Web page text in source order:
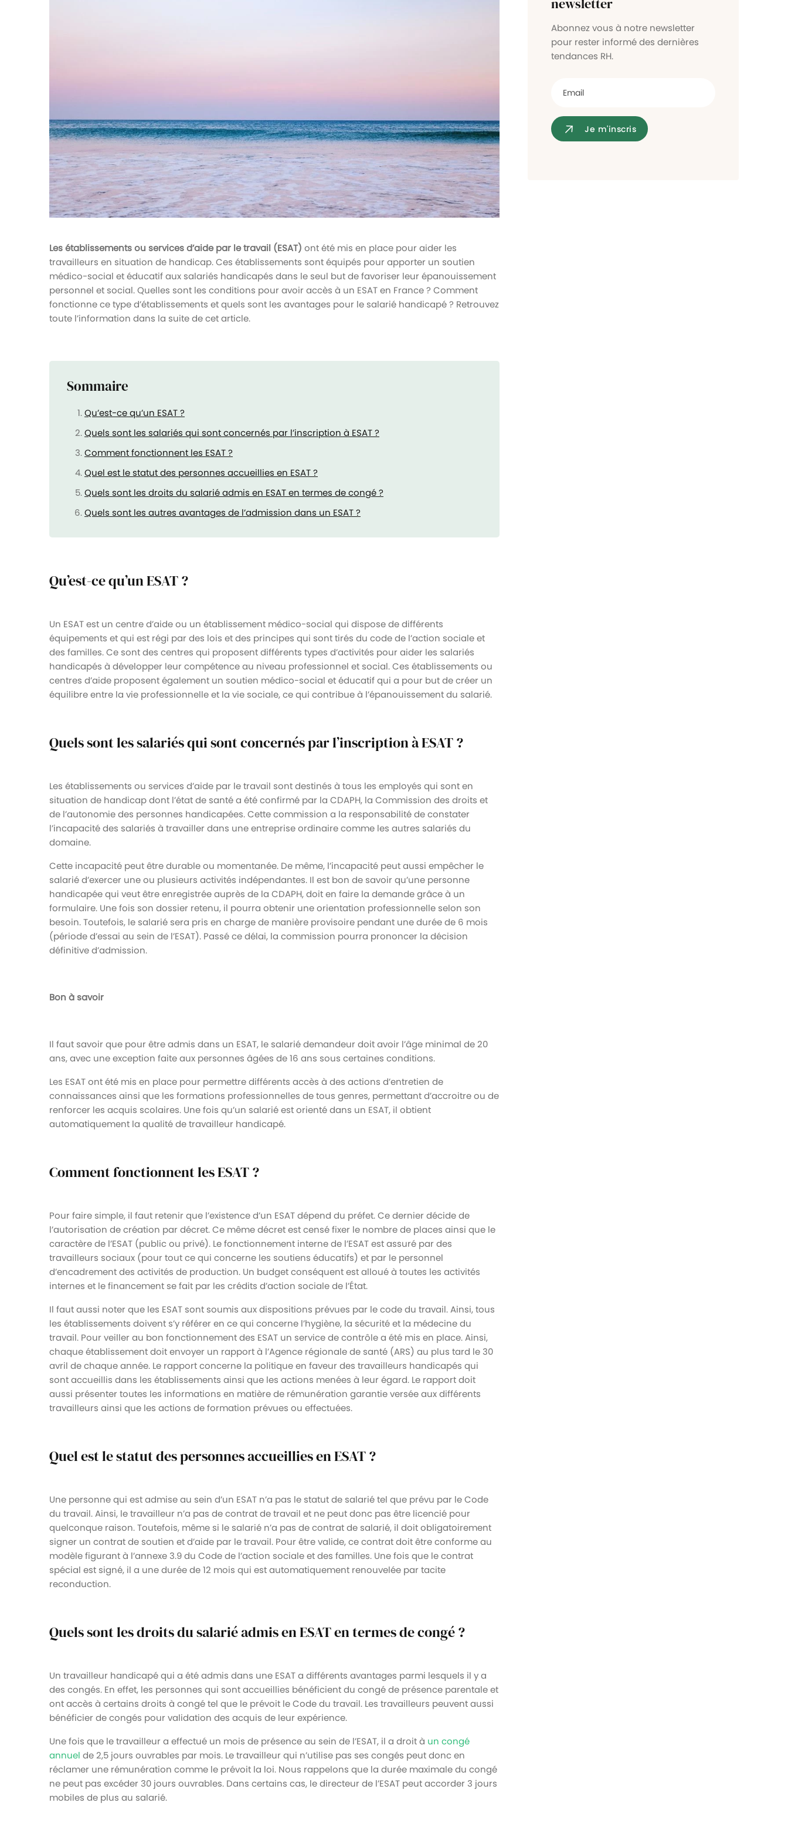
Les établissements ou services d’aide par le travail (ESAT) ont été mis en place pour aider les
travailleurs en situation de handicap. Ces établissements sont équipés pour apporter un soutien
médico-social et éducatif aux salariés handicapés dans le seul but de favoriser leur épanouissement
personnel et social. Quelles sont les conditions pour avoir accès à un ESAT en France ? Comment
fonctionne ce type d’établissements et quels sont les avantages pour le salarié handicapé ? Retrouvez
toute l’information dans la suite de cet article.
Sommaire
Qu’est-ce qu’un ESAT ?
Quels sont les salariés qui sont concernés par l’inscription à ESAT ?
Comment fonctionnent les ESAT ?
Quel est le statut des personnes accueillies en ESAT ?
Quels sont les droits du salarié admis en ESAT en termes de congé ?
Quels sont les autres avantages de l’admission dans un ESAT ?
Qu’est-ce qu’un ESAT ?
Un ESAT est un centre d’aide ou un établissement médico-social qui dispose de différents
équipements et qui est régi par des lois et des principes qui sont tirés du code de l’action sociale et
des familles. Ce sont des centres qui proposent différents types d’activités pour aider les salariés
handicapés à développer leur compétence au niveau professionnel et social. Ces établissements ou
centres d’aide proposent également un soutien médico-social et éducatif qui a pour but de créer un
équilibre entre la vie professionnelle et la vie sociale, ce qui contribue à l’épanouissement du salarié.
Quels sont les salariés qui sont concernés par l’inscription à ESAT ?
Les établissements ou services d’aide par le travail sont destinés à tous les employés qui sont en
situation de handicap dont l’état de santé a été confirmé par la CDAPH, la Commission des droits et
de l’autonomie des personnes handicapées. Cette commission a la responsabilité de constater
l’incapacité des salariés à travailler dans une entreprise ordinaire comme les autres salariés du
domaine.
Cette incapacité peut être durable ou momentanée. De même, l’incapacité peut aussi empêcher le
salarié d’exercer une ou plusieurs activités indépendantes. Il est bon de savoir qu’une personne
handicapée qui veut être enregistrée auprès de la CDAPH, doit en faire la demande grâce à un
formulaire. Une fois son dossier retenu, il pourra obtenir une orientation professionnelle selon son
besoin. Toutefois, le salarié sera pris en charge de manière provisoire pendant une durée de 6 mois
(période d’essai au sein de l’ESAT). Passé ce délai, la commission pourra prononcer la décision
définitive d’admission.
Bon à savoir
Il faut savoir que pour être admis dans un ESAT, le salarié demandeur doit avoir l’âge minimal de 20
ans, avec une exception faite aux personnes âgées de 16 ans sous certaines conditions.
Les ESAT ont été mis en place pour permettre différents accès à des actions d’entretien de
connaissances ainsi que les formations professionnelles de tous genres, permettant d’accroitre ou de
renforcer les acquis scolaires. Une fois qu’un salarié est orienté dans un ESAT, il obtient
automatiquement la qualité de travailleur handicapé.
Comment fonctionnent les ESAT ?
Pour faire simple, il faut retenir que l’existence d’un ESAT dépend du préfet. Ce dernier décide de
l’autorisation de création par décret. Ce même décret est censé fixer le nombre de places ainsi que le
caractère de l’ESAT (public ou privé). Le fonctionnement interne de l’ESAT est assuré par des
travailleurs sociaux (pour tout ce qui concerne les soutiens éducatifs) et par le personnel
d’encadrement des activités de production. Un budget conséquent est alloué à toutes les activités
internes et le financement se fait par les crédits d’action sociale de l’État.
Il faut aussi noter que les ESAT sont soumis aux dispositions prévues par le code du travail. Ainsi, tous
les établissements doivent s’y référer en ce qui concerne l’hygiène, la sécurité et la médecine du
travail. Pour veiller au bon fonctionnement des ESAT un service de contrôle a été mis en place. Ainsi,
chaque établissement doit envoyer un rapport à l’Agence régionale de santé (ARS) au plus tard le 30
avril de chaque année. Le rapport concerne la politique en faveur des travailleurs handicapés qui
sont accueillis dans les établissements ainsi que les actions menées à leur égard. Le rapport doit
aussi présenter toutes les informations en matière de rémunération garantie versée aux différents
travailleurs ainsi que les actions de formation prévues ou effectuées.
Quel est le statut des personnes accueillies en ESAT ?
Une personne qui est admise au sein d’un ESAT n’a pas le statut de salarié tel que prévu par le Code
du travail. Ainsi, le travailleur n’a pas de contrat de travail et ne peut donc pas être licencié pour
quelconque raison. Toutefois, même si le salarié n’a pas de contrat de salarié, il doit obligatoirement
signer un contrat de soutien et d’aide par le travail. Pour être valide, ce contrat doit être conforme au
modèle figurant à l’annexe 3.9 du Code de l’action sociale et des familles. Une fois que le contrat
spécial est signé, il a une durée de 12 mois qui est automatiquement renouvelée par tacite
reconduction.
Quels sont les droits du salarié admis en ESAT en termes de congé ?
Un travailleur handicapé qui a été admis dans une ESAT a différents avantages parmi lesquels il y a
des congés. En effet, les personnes qui sont accueillies bénéficient du congé de présence parentale et
ont accès à certains droits à congé tel que le prévoit le Code du travail. Les travailleurs peuvent aussi
bénéficier de congés pour validation des acquis de leur expérience.
Une fois que le travailleur a effectué un mois de présence au sein de l’ESAT, il a droit à un congé
annuel de 2,5 jours ouvrables par mois. Le travailleur qui n’utilise pas ses congés peut donc en
réclamer une rémunération comme le prévoit la loi. Nous rappelons que la durée maximale du congé
ne peut pas excéder 30 jours ouvrables. Dans certains cas, le directeur de l’ESAT peut accorder 3 jours
mobiles de plus au salarié.
newsletter
Abonnez vous à notre newsletter
pour rester informé des dernières
tendances RH.
Je m'inscris
Contrôle d'accès